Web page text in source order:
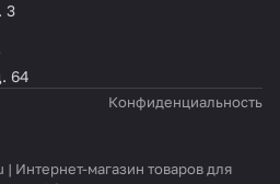
3
64
Конфиденциальность
Интернет-магазин товаров для